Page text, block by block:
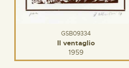
GSB09334
Il ventaglio
1959